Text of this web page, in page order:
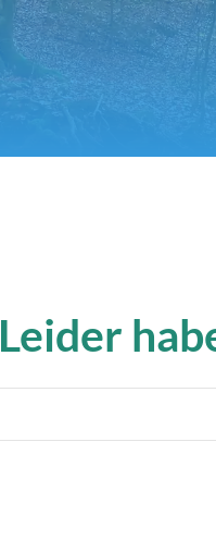
Leider